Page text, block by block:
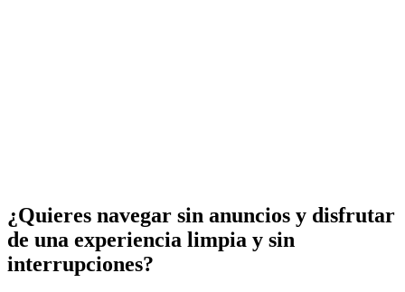
¿Quieres navegar sin anuncios y disfrutar
de una experiencia limpia y sin
interrupciones?